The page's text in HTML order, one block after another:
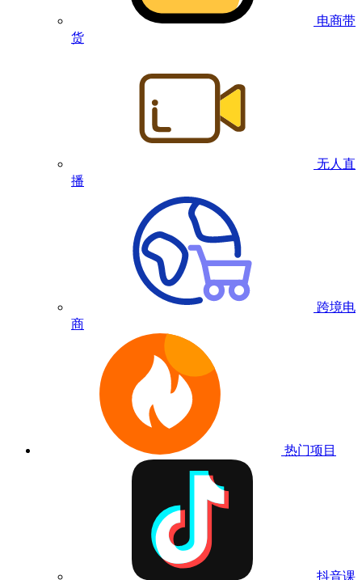
电商带
货
无人直
播
跨境电
商
热门项目
抖音课